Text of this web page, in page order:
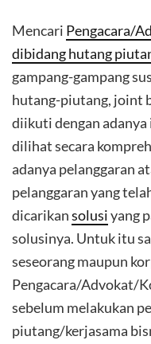
Mencari Pengacara/
dibidang hutang
gampang-gampang
hutang-piutang, joint
diikuti dengan adanya
dilihat secara
adanya pelanggaran
pelanggaran yang
dicarikansolusiyang
solusinya. Untuk itu
seseorang maupun
Pengacara/Advokat/
sebelum melakukan
piutang/kerjasama